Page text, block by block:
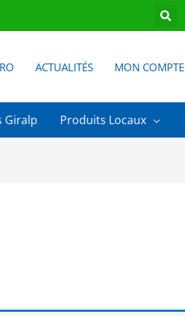
ACTUALITÉS MON COMPTE
Giralp Produits Locaux